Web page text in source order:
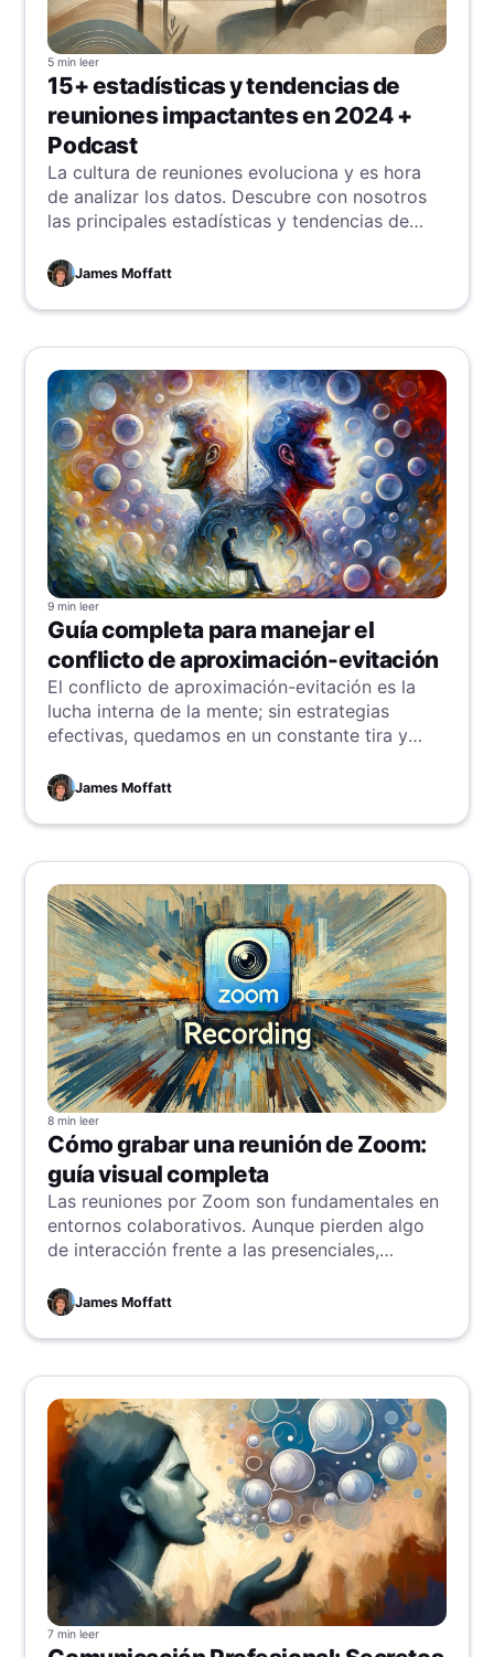
5 min leer
15+ estadísticas y tendencias de
reuniones impactantes en 2024 +
Podcast
La cultura de reuniones evoluciona y es hora
de analizar los datos. Descubre con nosotros
las principales estadísticas y tendencias de
James Moffatt
9 min leer
Guía completa para manejar el
conflicto de aproximación-evitación
El conflicto de aproximación-evitación es la
lucha interna de la mente; sin estrategias
efectivas, quedamos en un constante tira y
este estancamiento mental.
James Moffatt
8 min leer
Cómo grabar una reunión de Zoom:
guía visual completa
Las reuniones por Zoom son fundamentales en
entornos colaborativos. Aunque pierden algo
de interacción frente a las presenciales,
información, ¡pero solo si grabas bien! Aprende
cómo aquí.
James Moffatt
7 min leer